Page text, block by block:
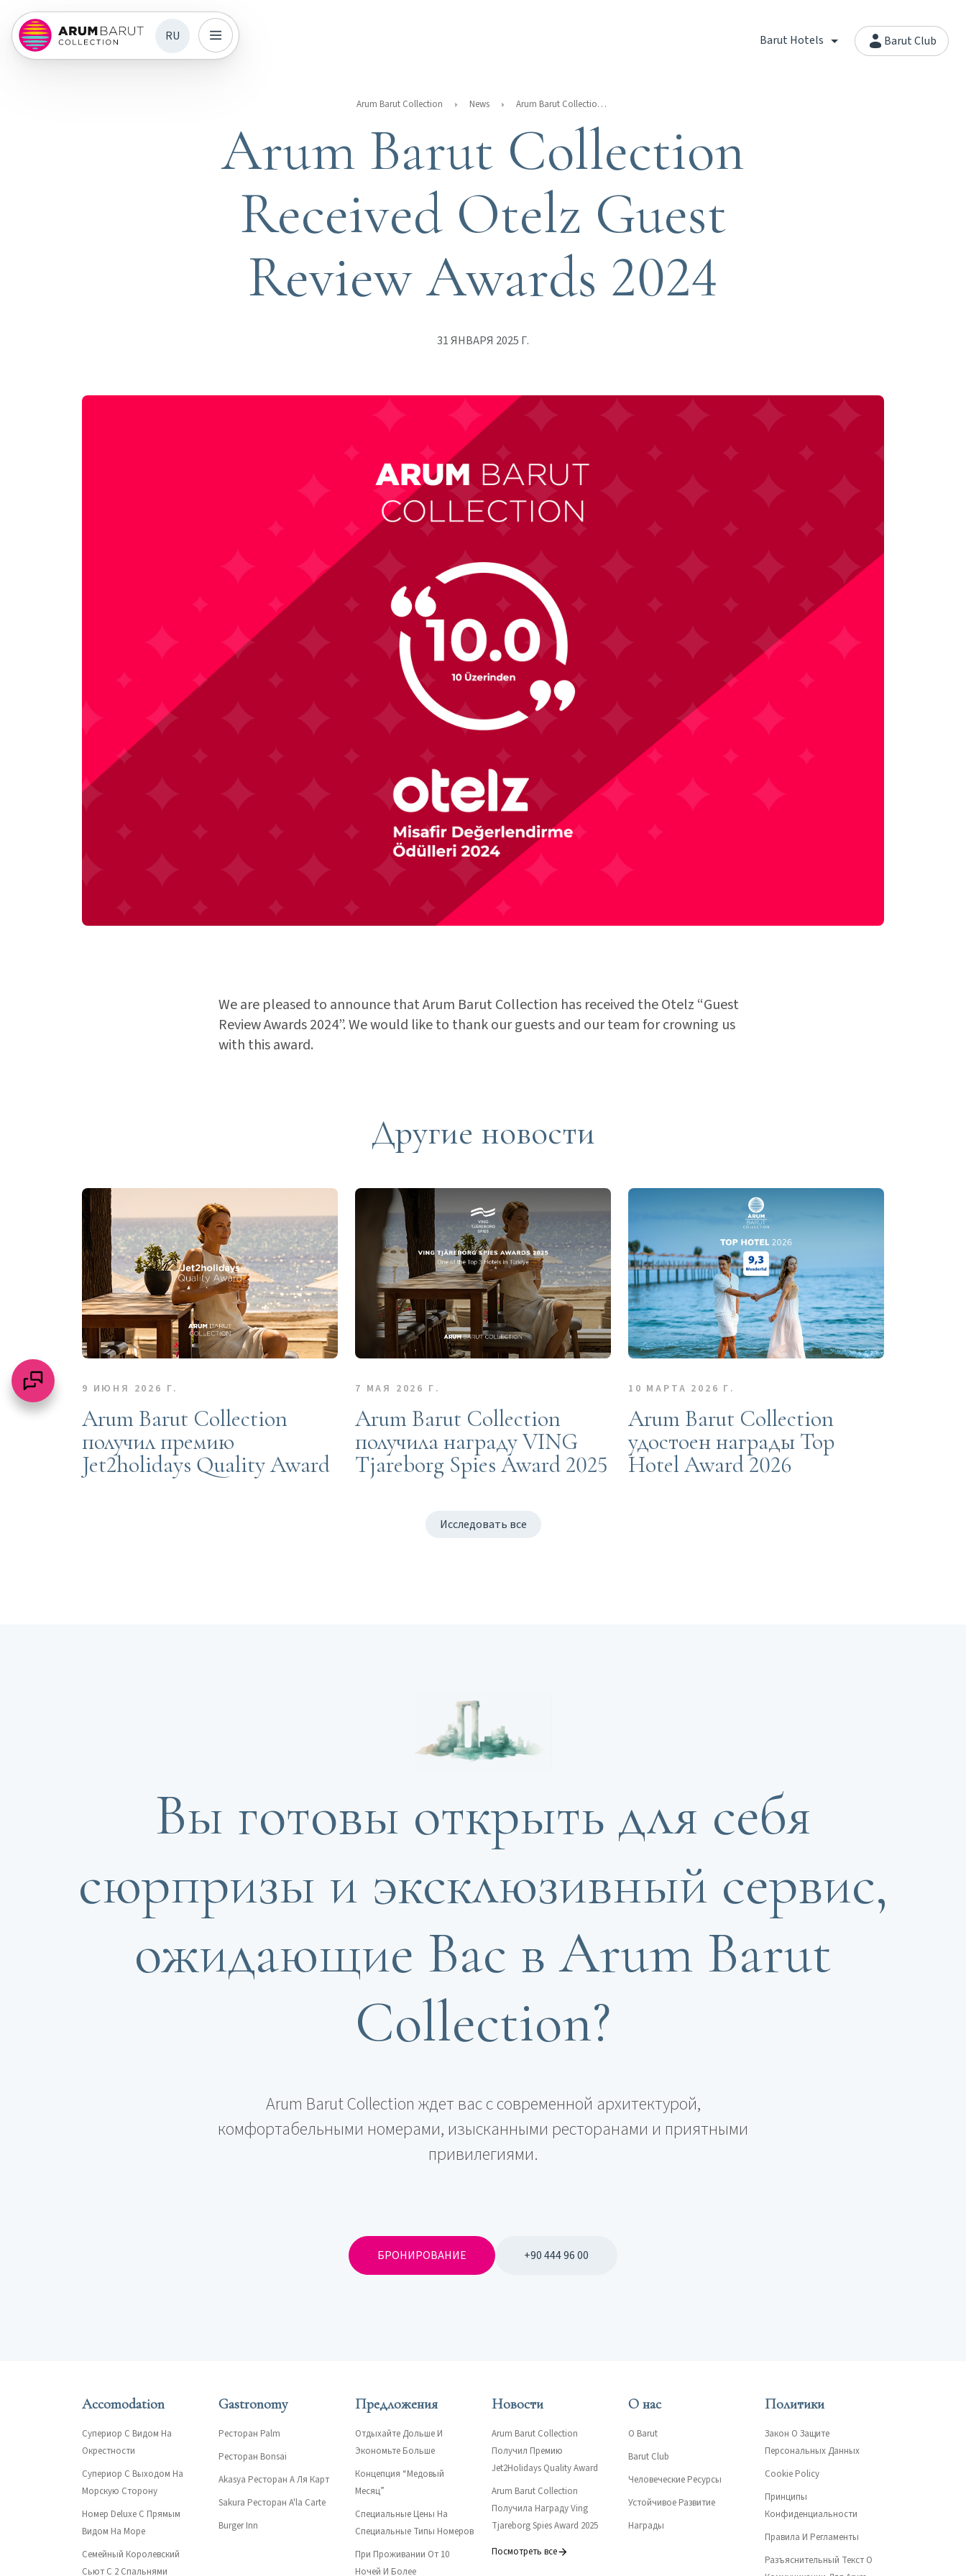
RU Barut Hotels Barut Club
Arum Barut Collection News Arum Barut Collection Received Otelz Guest Review Awards 2024
Arum Barut Collection
Received Otelz Guest
Review Awards 2024
31 ЯНВАРЯ 2025 Г.
We are pleased to announce that Arum Barut Collection has received the Otelz “Guest
Review Awards 2024”. We would like to thank our guests and our team for crowning us
with this award.
Другие новости
9 ИЮНЯ 2026 Г.
Arum Barut Collection
получил премию
Jet2holidays Quality Award
7 МАЯ 2026 Г.
Arum Barut Collection
получила награду VING
Tjareborg Spies Award 2025
10 МАРТА 2026 Г.
Arum Barut Collection
удостоен награды Top
Hotel Award 2026
Исследовать все
Вы готовы открыть для себя
сюрпризы и эксклюзивный сервис,
ожидающие Вас в Arum Barut
Collection?
Arum Barut Collection ждет вас с современной архитектурой,
комфортабельными номерами, изысканными ресторанами и приятными
привилегиями.
БРОНИРОВАНИЕ +90 444 96 00
Accomodation
Супериор С Видом На
Окрестности
Супериор С Выходом На
Морскую Сторону
Номер Deluxe С Прямым
Видом На Море
Семейный Королевский
Сьют С 2 Спальнями
Gastronomy
Ресторан Palm
Ресторан Bonsai
Akasya Ресторан А Ля Карт
Sakura Ресторан A'la Carte
Burger Inn
Предложения
Отдыхайте Дольше И
Экономьте Больше
Концепция “Медовый
Месяц”
Специальные Цены На
Специальные Типы Номеров
При Проживании От 10
Ночей И Более
Новости
Arum Barut Collection
Получил Премию
Jet2Holidays Quality Award
Arum Barut Collection
Получила Награду Ving
Tjareborg Spies Award 2025
Посмотреть все
О нас
О Barut
Barut Club
Человеческие Ресурсы
Устойчивое Развитие
Награды
Политики
Закон О Защите
Персональных Данных
Cookie Policy
Принципы
Конфиденциальности
Правила И Регламенты
Разъяснительный Текст О